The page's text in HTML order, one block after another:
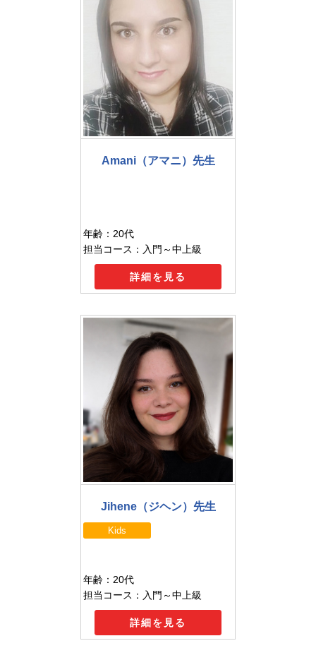
Amani（アマニ）先生
年齢：20代
担当コース：入門～中上級
詳細を見る
Jihene（ジヘン）先生
Kids
年齢：20代
担当コース：入門～中上級
詳細を見る